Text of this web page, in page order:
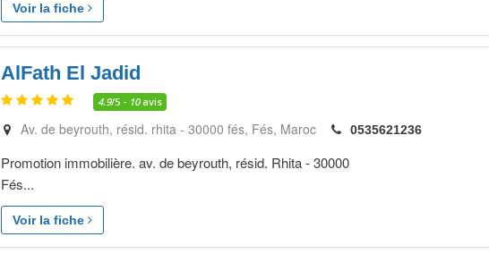
Voir la fiche
AlFath El Jadid
4.9/5 - 10avis
Av. de beyrouth, résid. rhita - 30000 fés Fés Maroc 0535621236
Promotion immobilière. av. de beyrouth, résid. Rhita - 30000
Fés...
Voir la fiche